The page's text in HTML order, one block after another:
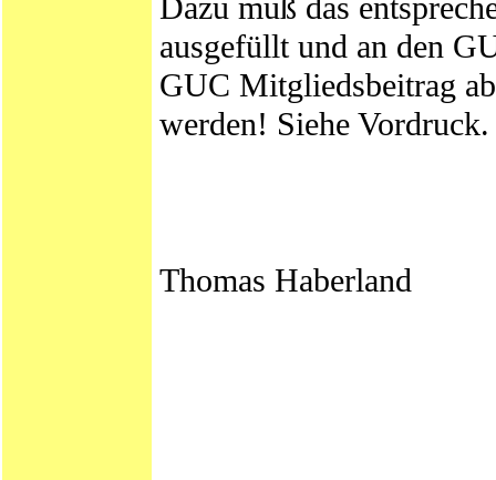
Dazu muß das
ausgefüllt und an den
GUC Mitgliedsbeitrag
werden! Siehe Vordruck.
Thomas Haberland